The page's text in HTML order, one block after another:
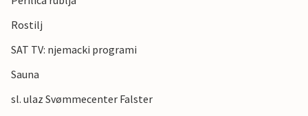
Rostilj
SAT TV: njemacki programi
Sauna
sl. ulaz Svømmecenter Falster